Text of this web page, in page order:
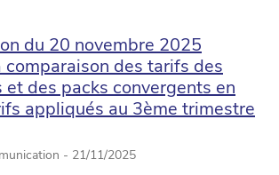
du 20 novembre 2025
comparaison des tarifs des
et des packs convergents en
appliqués au 3ème trimestre
- 21/11/2025